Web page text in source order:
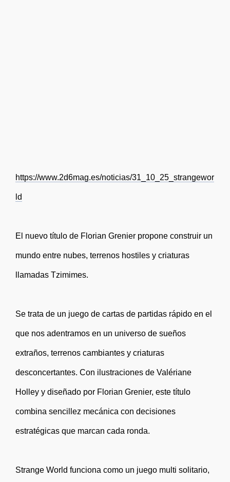
https://www.2d6mag.es/noticias/31_10_25_strangewor
ld
El nuevo título de Florian Grenier propone construir un
mundo entre nubes, terrenos hostiles y criaturas
llamadas Tzimimes.
Se trata de un juego de cartas de partidas rápido en el
que nos adentramos en un universo de sueños
extraños, terrenos cambiantes y criaturas
desconcertantes. Con ilustraciones de Valériane
Holley y diseñado por Florian Grenier, este título
combina sencillez mecánica con decisiones
estratégicas que marcan cada ronda.
Strange World funciona como un juego multi solitario,